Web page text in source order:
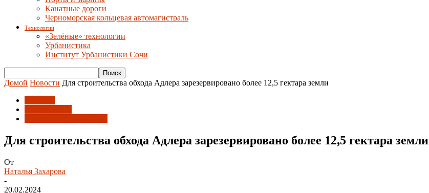
Канатные дороги
Черноморская кольцевая автомагистраль
Технологии
«Зелёные» технологии
Урбанистика
Институт Урбанистики Сочи
Домой Новости Для строительства обхода Адлера зарезервировано более 12,5 гектара земли
Для строительства обхода Адлера зарезервировано более 12,5 гектара земли
От
Наталья Захарова
-
20.02.2024